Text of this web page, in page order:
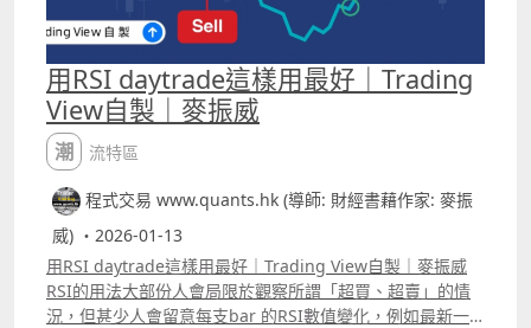
用RSI daytrade這樣用最好｜Trading
View自製｜麥振威
潮流特區
程式交易 www.quants.hk (導師: 財經書藉作家: 麥振
威) ・2026-01-13
用RSI daytrade這樣用最好｜Trading View自製｜麥振威
RSI的用法大部份人會局限於觀察所謂「超買、超賣」的情
況，但甚少人會留意每支bar 的RSI數值變化，例如最新一